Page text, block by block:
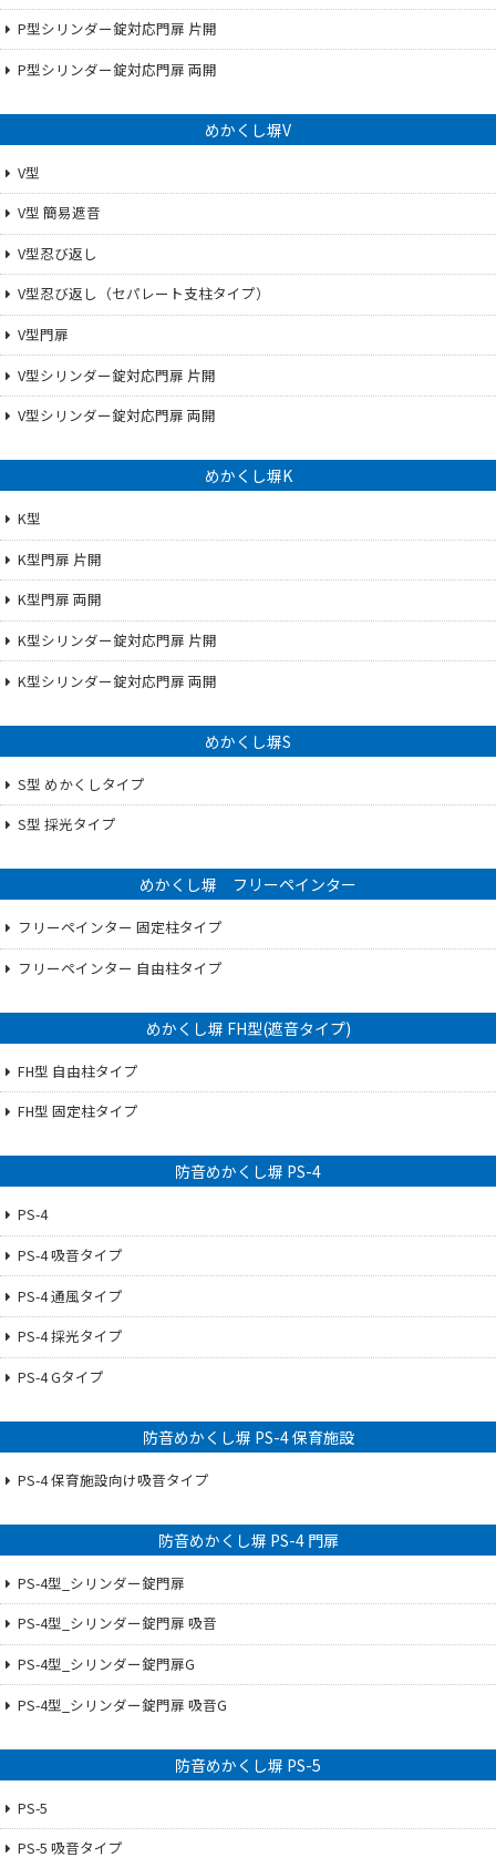
P型シリンダー錠対応門扉 片開
P型シリンダー錠対応門扉 両開
めかくし塀V
V型
V型 簡易遮音
V型忍び返し
V型忍び返し（セパレート支柱タイプ）
V型門扉
V型シリンダー錠対応門扉 片開
V型シリンダー錠対応門扉 両開
めかくし塀K
K型
K型門扉 片開
K型門扉 両開
K型シリンダー錠対応門扉 片開
K型シリンダー錠対応門扉 両開
めかくし塀S
S型 めかくしタイプ
S型 採光タイプ
めかくし塀 フリーペインター
フリーペインター 固定柱タイプ
フリーペインター 自由柱タイプ
めかくし塀 FH型(遮音タイプ)
FH型 自由柱タイプ
FH型 固定柱タイプ
防音めかくし塀 PS-4
PS-4
PS-4 吸音タイプ
PS-4 通風タイプ
PS-4 採光タイプ
PS-4 Gタイプ
防音めかくし塀 PS-4 保育施設
PS-4 保育施設向け吸音タイプ
防音めかくし塀 PS-4 門扉
PS-4型_シリンダー錠門扉
PS-4型_シリンダー錠門扉 吸音
PS-4型_シリンダー錠門扉G
PS-4型_シリンダー錠門扉 吸音G
防音めかくし塀 PS-5
PS-5
PS-5 吸音タイプ